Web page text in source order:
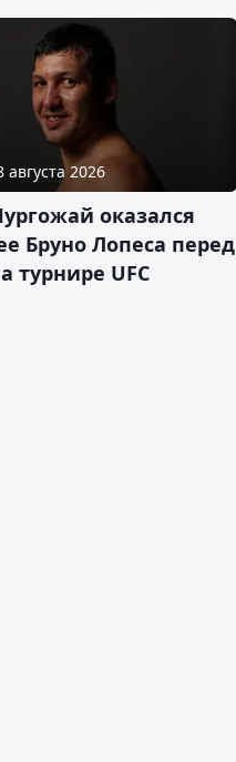
августа 2026
оказался
Бруно Лопеса перед
турнире UFC